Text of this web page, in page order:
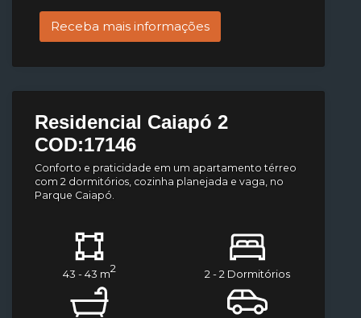
Residencial Caiapó 2
COD:17146
Conforto e praticidade em um apartamento térreo
com 2 dormitórios, cozinha planejada e vaga, no
Parque Caiapó.
43 - 43 m2 2 - 2 Dormitórios
Receba mais informações